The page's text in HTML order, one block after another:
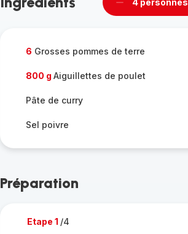
Supprimer
4 personnes
6 Grosses pommes de terre
800 g Aiguillettes de poulet
Pâte de curry
Sel poivre
Préparation
Etape 1 /4